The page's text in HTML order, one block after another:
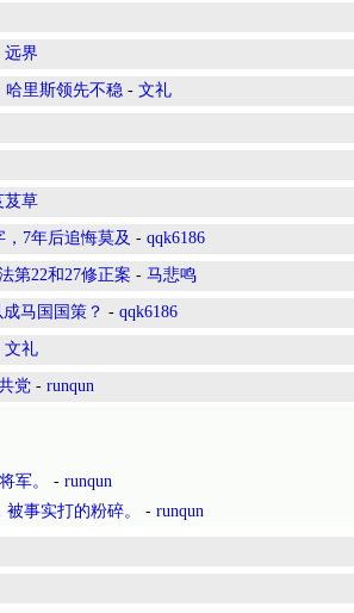
远界
哈里斯领先不稳 - 文礼
芨草
7年后追悔莫及 - qqk6186
第22和27修正案 - 马悲鸣
马国国策？ - qqk6186
文礼
党 - runqun
军。 - runqun
事实打的粉碎。 - runqun